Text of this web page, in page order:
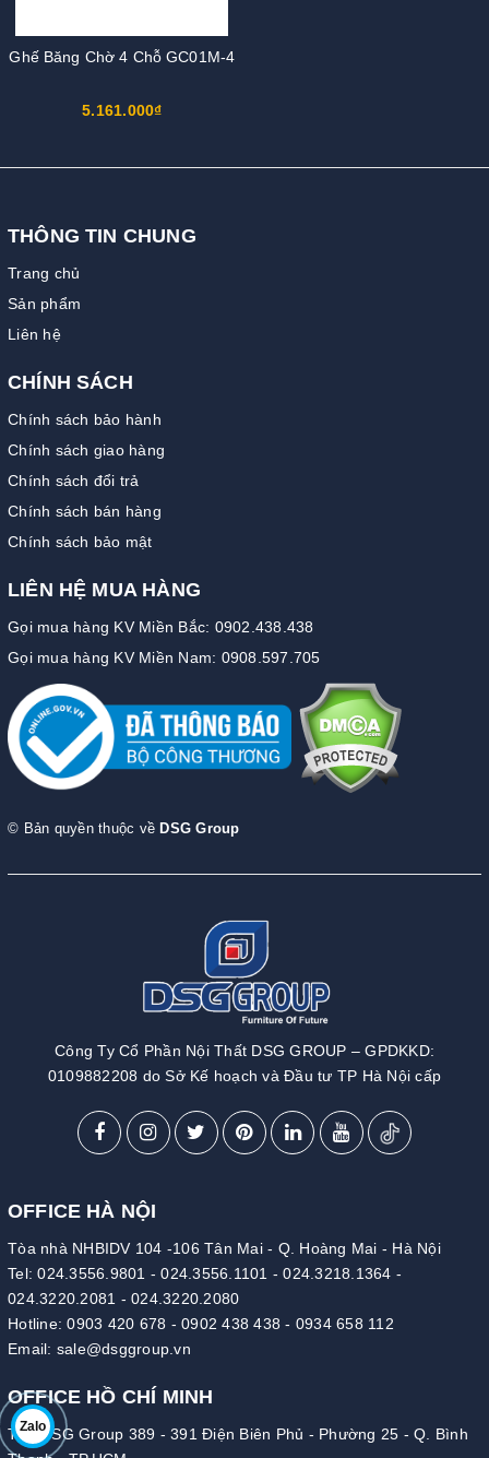
Ghế Băng Chờ 4 Chỗ GC01M-4
5.161.000₫
Zalo
THÔNG TIN CHUNG
Trang chủ
Sản phẩm
Liên hệ
CHÍNH SÁCH
Chính sách bảo hành
Chính sách giao hàng
Chính sách đổi trả
Chính sách bán hàng
Chính sách bảo mật
LIÊN HỆ MUA HÀNG
Gọi mua hàng KV Miền Bắc: 0902.438.438
Gọi mua hàng KV Miền Nam: 0908.597.705
© Bản quyền thuộc về DSG Group
Công Ty Cổ Phần Nội Thất DSG GROUP – GPDKKD:
0109882208 do Sở Kế hoạch và Đầu tư TP Hà Nội cấp
OFFICE HÀ NỘI
Tòa nhà NHBIDV 104 -106 Tân Mai - Q. Hoàng Mai - Hà Nội
Tel:024.3556.9801 -024.3556.1101 -024.3218.1364 -
024.3220.2081 - 024.3220.2080
Hotline:0903 420 678 - 0902 438 438 - 0934 658 112
Email: sale@dsggroup.vn
OFFICE HỒ CHÍ MINH
Tòa DSG Group 389 - 391 Điện Biên Phủ - Phường 25 - Q. Bình